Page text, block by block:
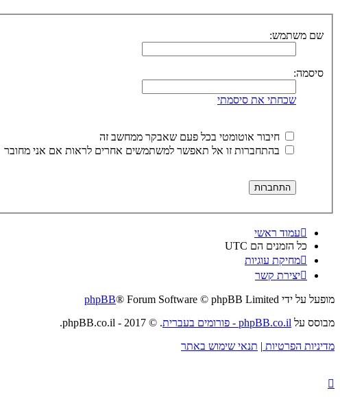
שם משתמש:
סיסמה:
שכחתי את סיסמתי
חיבור אוטומטי בכל פעם שאבקר ממחשב זה
בהתחברות זו אל תאפשר למשתמשים אחרים לראות אם אני מחובר
עמוד ראשי
כל הזמנים הם UTC
מחיקת עוגיות
יצירת קשר
מופעל על ידי phpBB® Forum Software © phpBB Limited
מבוסס על phpBB.co.il - פורומים בעברית
. © 2017 - phpBB.co.il.
מדיניות הפרטיות | תנאי שימוש באתר